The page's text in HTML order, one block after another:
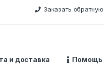
Заказать
и доставка Помощь